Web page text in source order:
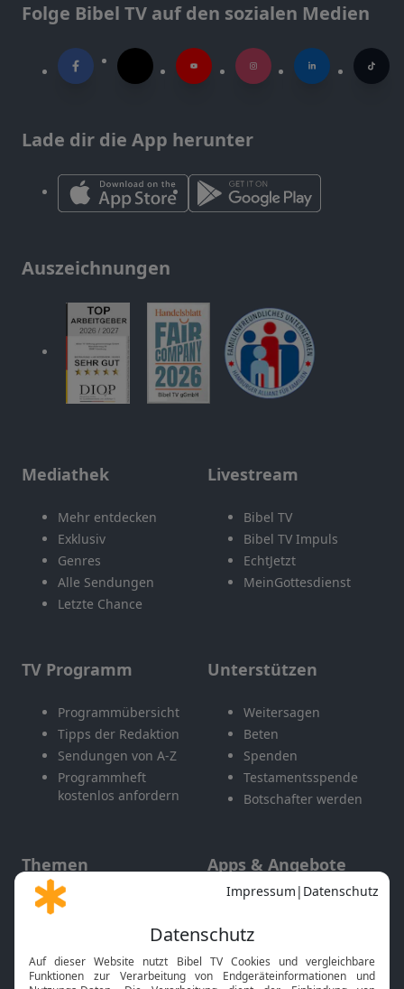
Folge Bibel TV auf den sozialen Medien
Lade dir die App herunter
Auszeichnungen
Mediathek
Mehr entdecken
Exklusiv
Genres
Alle Sendungen
Letzte Chance
Livestream
Bibel TV
Bibel TV Impuls
EchtJetzt
MeinGottesdienst
TV Programm
Programmübersicht
Tipps der Redaktion
Sendungen von A-Z
Programmheft
kostenlos anfordern
Unterstützen
Weitersagen
Beten
Spenden
Testamentsspende
Botschafter werden
Themen
Gott und Bibel erklärt
Neuigkeiten
Apps & Angebote
Mobile App
Smart TV